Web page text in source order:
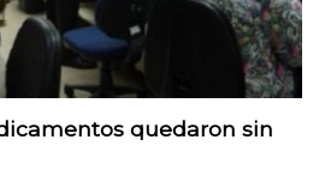
quedaron sin